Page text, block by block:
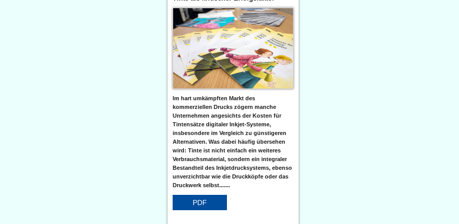
Im hart umkämpften Markt des
kommerziellen Drucks zögern manche
Unternehmen angesichts der Kosten für
Tintensätze digitaler Inkjet-Systeme,
insbesondere im Vergleich zu günstigeren
Alternativen. Was dabei häufig übersehen
wird: Tinte ist nicht einfach ein weiteres
Verbrauchsmaterial, sondern ein integraler
Bestandteil des Inkjetdrucksystems, ebenso
unverzichtbar wie die Druckköpfe oder das
Druckwerk selbst.......
PDF